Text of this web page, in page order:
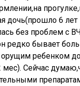
дочь(прошло 6
без проблем с
редко бывает
ребенком
Сейчас